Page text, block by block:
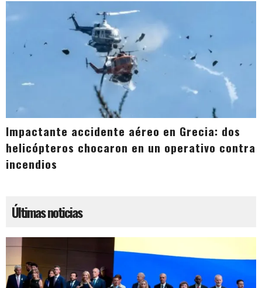
Impactante accidente aéreo en Grecia: dos
helicópteros chocaron en un operativo contra
incendios
Últimas noticias